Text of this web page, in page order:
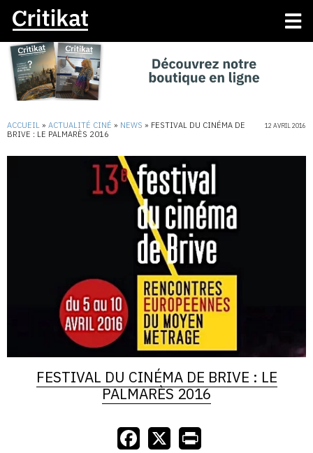
ACCUEIL » ACTUALITÉ CINÉ » NEWS » FESTIVAL DU CINÉMA DE
BRIVE : LE PALMARÈS 2016
12 AVRIL 2016
FESTIVAL DU CINÉMA DE BRIVE : LE
PALMARÈS 2016